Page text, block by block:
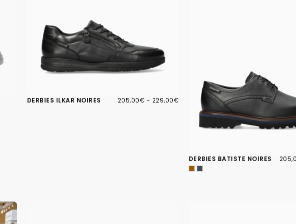
DERBIES ILKAR NOIRES 205,00€
PRIX
205,00€ - PRIX
229,00€
DERBIES BATISTE NOIRES
PRIX